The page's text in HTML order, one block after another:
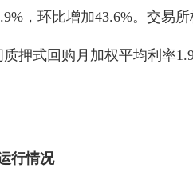
，环比增加43.6%。交易
押式回购月加权平均利率
行情况